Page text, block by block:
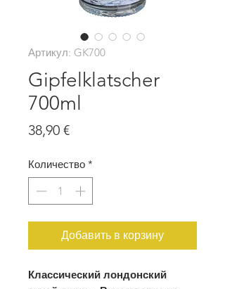
Артикул: GK700
Gipfelklatscher
700ml
38,90 €Цена
Количество *
Добавить в корзину
Классический лондонский